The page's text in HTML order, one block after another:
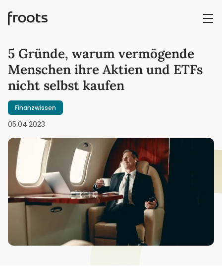
5 Gründe, warum vermögende
Menschen ihre Aktien und ETFs
nicht selbst kaufen
Finanzwissen
05.04.2023